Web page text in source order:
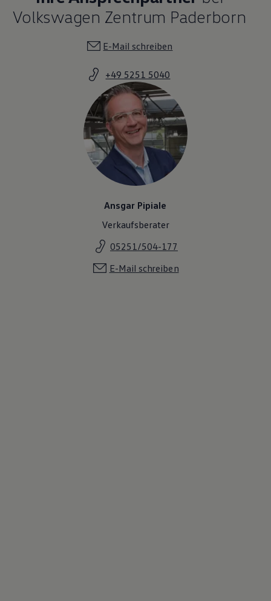
Volkswagen Zentrum Paderborn
E-Mail schreiben
+49 5251 5040
Ansgar Pipiale
Verkaufsberater
05251/504-177
E-Mail schreiben